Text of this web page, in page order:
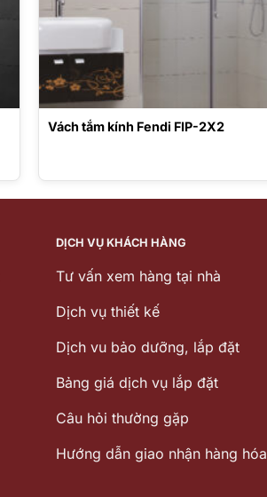
Vách tắm kính Fendi FIP-2X2
DỊCH VỤ KHÁCH HÀNG
Tư vấn xem hàng tại nhà
Dịch vụ thiết kế
Dịch vu bảo dưỡng, lắp đặt
Bảng giá dịch vụ lắp đặt
Câu hỏi thường gặp
Hướng dẫn giao nhận hàng hóa